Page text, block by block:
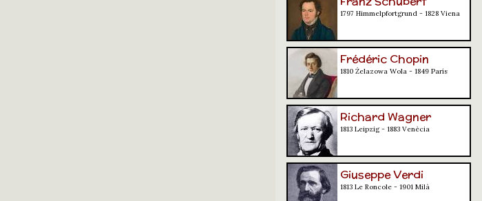
1797 Himmelpfortgrund - 1828 Viena
Frédéric Chopin
1810 Żelazowa Wola - 1849 París
Richard Wagner
1813 Leipzig - 1883 Venècia
Giuseppe Verdi
1813 Le Roncole - 1901 Milà